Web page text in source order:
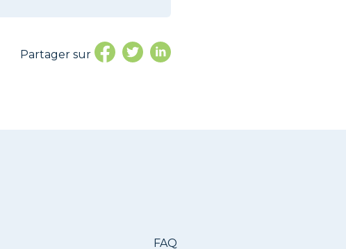
Partager sur
FAQ